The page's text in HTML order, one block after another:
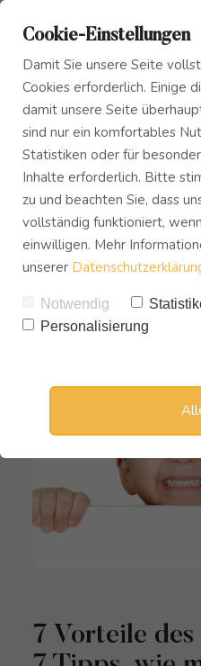
Das Innere Kind
Innerer Frieden
Blog
Podcast
Buch
Download
Lächeln ist
Vorteile des
du noch
2 KOMMENTARE
9 SHARES
7 Vorteile
Cookie-Einstellungen
Damit Sie unsere Seite
Cookies erforderlich. Einige
damit unsere Seite
sind nur ein komfortables
Statistiken oder für
Inhalte erforderlich. Bitte
zu und beachten Sie, dass
vollständig funktioniert,
einwilligen. Mehr
unserer
Notwendig
Personalisierung